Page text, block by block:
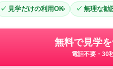
見学だけの利用OK 無理な勧
無料で見学
電話不要・30